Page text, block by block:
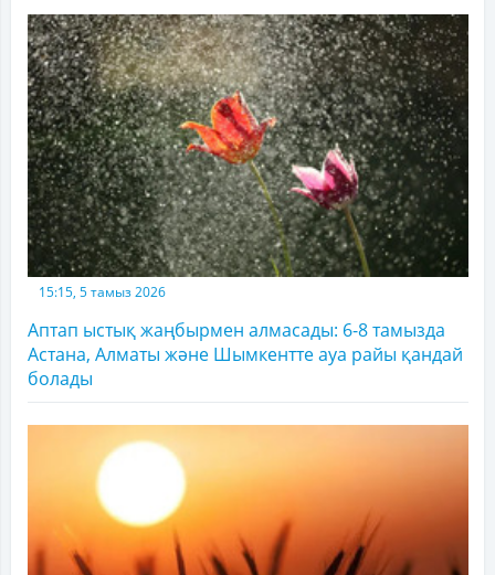
15:15, 5 тамыз 2026
Аптап ыстық жаңбырмен алмасады: 6-8 тамызда
Астана, Алматы және Шымкентте ауа райы қандай
болады